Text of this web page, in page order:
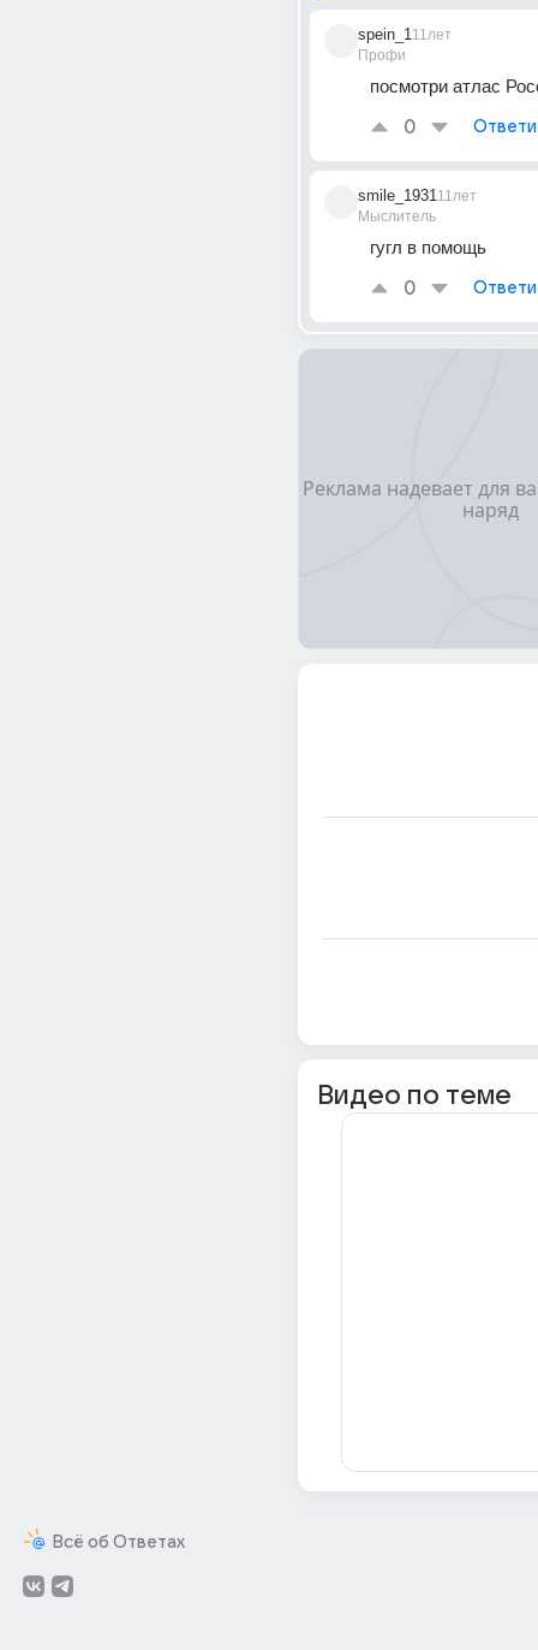
Всё об Ответах
spein_1
Профи
11лет
посмотри атлас
0
smile_1931
Мыслитель
11лет
гугл в помощь
0
Видео по теме